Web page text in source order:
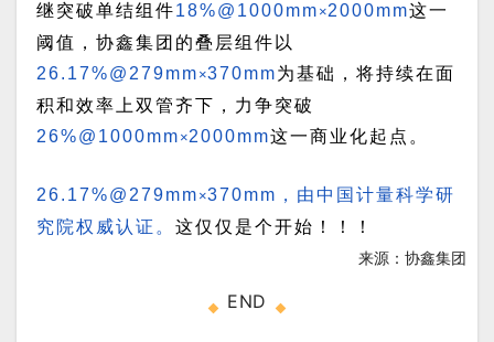
继突破单结组件18%@1000mm ×2000mm这一
阈值，协鑫集团的叠层组件以
26.17%@279mm ×370mm为基础，将持续在面
积和效率上双管齐下，力争突破
26%@1000mm ×2000mm这一商业化起点。
26.17%@279mm ×370mm，由中国计量科学研
究院权威认证。 这仅仅是个开始！！！
来源：协鑫集团
END